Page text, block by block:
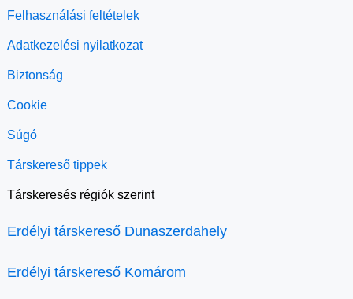
Felhasználási feltételek
Adatkezelési nyilatkozat
Biztonság
Cookie
Súgó
Társkereső tippek
Társkeresés régiók szerint
Erdélyi társkereső Dunaszerdahely
Erdélyi társkereső Komárom